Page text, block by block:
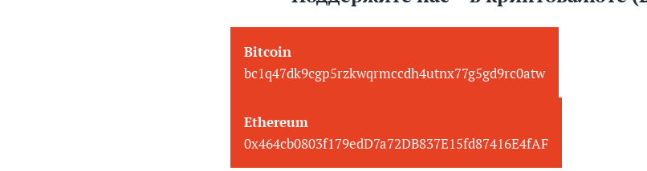
Bitcoin
bc1q47dk9cgp5rzkwqrmccdh4utnx77g5gd9rc0atw
Ethereum
0x464cb0803f179edD7a72DB837E15fd87416E4fAF